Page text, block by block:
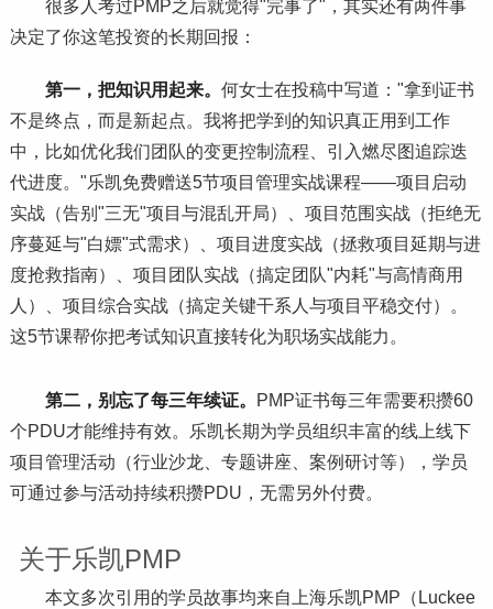
很多人考过PMP之后就觉得"完事了"，其实还有两件事
决定了你这笔投资的长期回报：
第一，把知识用起来。 何女士在投稿中写道："拿到证书
不是终点，而是新起点。我将把学到的知识真正用到工作
中，比如优化我们团队的变更控制流程、引入燃尽图追踪迭
代进度。"乐凯免费赠送5节项目管理实战课程——项目启动
实战（告别"三无"项目与混乱开局）、项目范围实战（拒绝无
序蔓延与"白嫖"式需求）、项目进度实战（拯救项目延期与进
度抢救指南）、项目团队实战（搞定团队"内耗"与高情商用
人）、项目综合实战（搞定关键干系人与项目平稳交付）。
这5节课帮你把考试知识直接转化为职场实战能力。
第二，别忘了每三年续证。
PMP证书每三年需要积攒60
个PDU才能维持有效。乐凯长期为学员组织丰富的线上线下
项目管理活动（行业沙龙、专题讲座、案例研讨等），学员
可通过参与活动持续积攒PDU，无需另外付费。
关于乐凯PMP
本文多次引用的学员故事均来自上海乐凯PMP（Luckee